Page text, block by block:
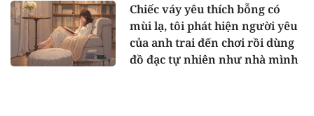
Chiếc váy yêu thích bỗng có
mùi lạ, tôi phát hiện người yêu
của anh trai đến chơi rồi dùng
đồ đạc tự nhiên như nhà mình